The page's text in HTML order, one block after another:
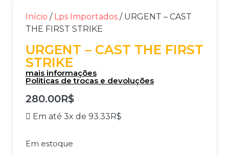
Início / Lps Importados / URGENT – CAST
THE FIRST STRIKE
URGENT – CAST THE FIRST
STRIKE
mais informações
Politicas de trocas e devoluções
280.00R$
Em até 3x de 93.33R$
Em estoque